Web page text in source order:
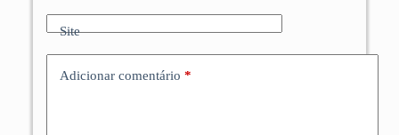
Site
Adicionar comentário *